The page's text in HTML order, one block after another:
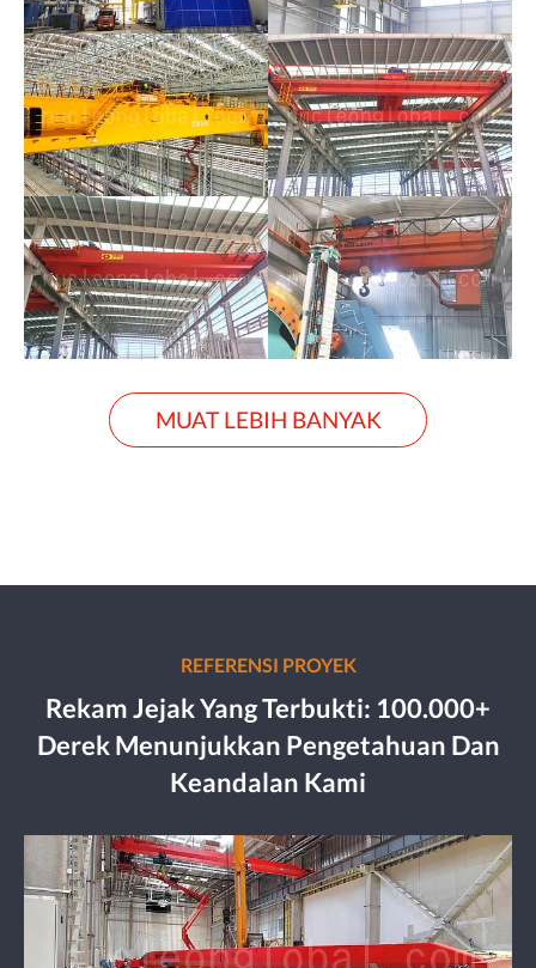
MUAT LEBIH BANYAK
REFERENSI PROYEK
Rekam Jejak Yang Terbukti: 100.000+
Derek Menunjukkan Pengetahuan Dan
Keandalan Kami